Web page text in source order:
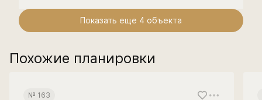
Показать еще 4 объектa
Похожие планировки
№ 163